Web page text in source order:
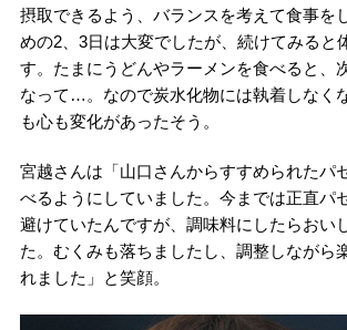
摂取できるよう、バランスを考えて食事を
めの2、3日は大変でしたが、続けてみると
す。たまにうどんやラーメンを食べると、
なって…。なので炭水化物には執着しなく
も心も変化があったそう。
宮越さんは「山口さんからすすめられたパ
べるようにしていました。今までは正直パ
避けていたんですが、調味料にしたらおい
た。むくみも落ちましたし、調整しながら
れました」と笑顔。